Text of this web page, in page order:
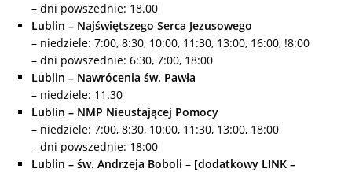
– dni powszednie: 18.00
Lublin – Najświętszego Serca Jezusowego
– niedziele: 7:00, 8:30, 10:00, 11:30, 13:00, 16:00, !8:00
– dni powszednie: 6:30, 7:00, 18:00
Lublin – Nawrócenia św. Pawła
– niedziele: 11.30
Lublin – NMP Nieustającej Pomocy
– niedziele: 7:00, 8:30, 10:00, 11:30, 13:00, 18:00
– dni powszednie: 18:00
Lublin – św. Andrzeja Boboli – [dodatkowy LINK –